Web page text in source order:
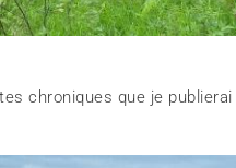
chroniques que je